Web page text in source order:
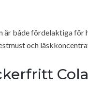
är både fördelaktiga för
och